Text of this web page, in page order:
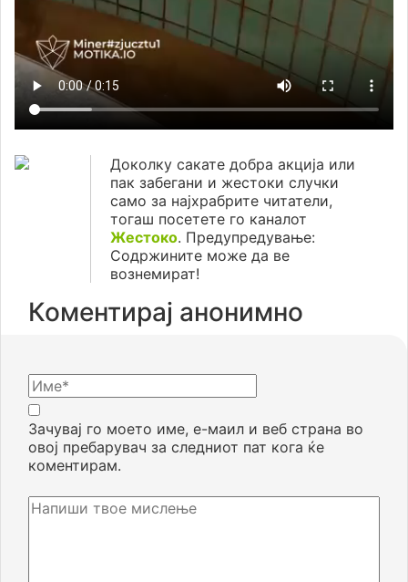
Доколку сакате добра акција или
пак забегани и жестоки случки
само за најхрабрите читатели,
тогаш посетете го каналот
Жестоко. Предупредување:
Содржините може да ве
вознемират!
Коментирај анонимно
Зачувај го моето име, е-маил и веб страна во
овој пребарувач за следниот пат кога ќе
коментирам.